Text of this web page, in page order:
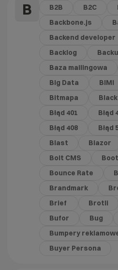
B B2B B2C
Backbone.js
Backend developer
Backlog
Baza mailingowa
Big Data
BIMI
Bitmapa
Błąd 401
Błąd
Błąd 408
Błąd
Blast
Blazor
Bolt CMS
Bounce Rate
Brandmark
Brief
Brotli
Bufor
Bug
Bumpery
Buyer Persona